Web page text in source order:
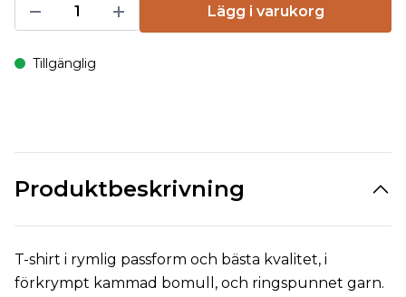
Lägg i varukorg
Tillgänglig
Produktbeskrivning
T-shirt i rymlig passform och bästa kvalitet, i
förkrympt kammad bomull, och ringspunnet garn.